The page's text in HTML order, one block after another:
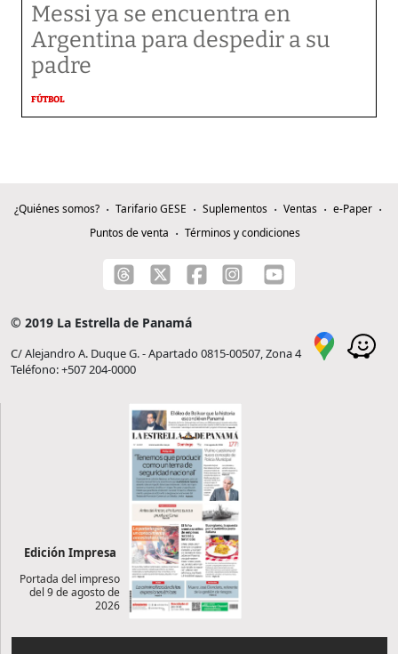
Messi ya se encuentra en
Argentina para despedir a su
padre
FÚTBOL
¿Quiénes somos? Tarifario GESE Suplementos Ventas
e-Paper
Puntos de venta
Términos y condiciones
© 2019 La Estrella de Panamá
C/ Alejandro A. Duque G. - Apartado 0815-00507, Zona 4
Teléfono: +507 204-0000
Edición Impresa
Portada del impreso
del 9 de agosto de
2026